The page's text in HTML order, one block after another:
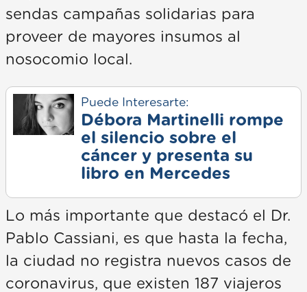
sendas campañas solidarias para
proveer de mayores insumos al
nosocomio local.
Puede Interesarte:
Débora Martinelli rompe
el silencio sobre el
cáncer y presenta su
libro en Mercedes
Lo más importante que destacó el Dr.
Pablo Cassiani, es que hasta la fecha,
la ciudad no registra nuevos casos de
coronavirus, que existen 187 viajeros